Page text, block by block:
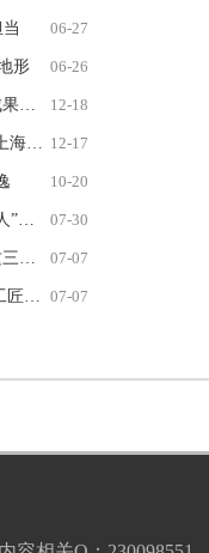
06-27
06-26
形
12-18
点
12-17
开
10-20
07-30
！
07-07
里
07-07
贵